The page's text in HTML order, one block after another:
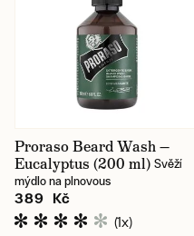
Proraso Beard Wash —
Eucalyptus (200 ml) Svěží
mýdlo na plnovous
389 Kč
(1x)